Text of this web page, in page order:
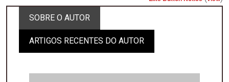
SOBRE O AUTOR
ARTIGOS RECENTES DO AUTOR